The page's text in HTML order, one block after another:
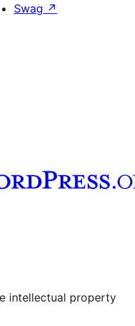
Swag ↗
besuchen
Konto besuchen
intellectual property